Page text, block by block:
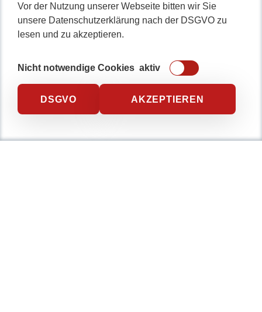
Vor der Nutzung unserer Webseite bitten wir Sie
unsere Datenschutzerklärung nach der DSGVO zu
lesen und zu akzeptieren.
Nicht notwendige Cookies aktiv
DSGVO AKZEPTIEREN
0234 / 904 8115